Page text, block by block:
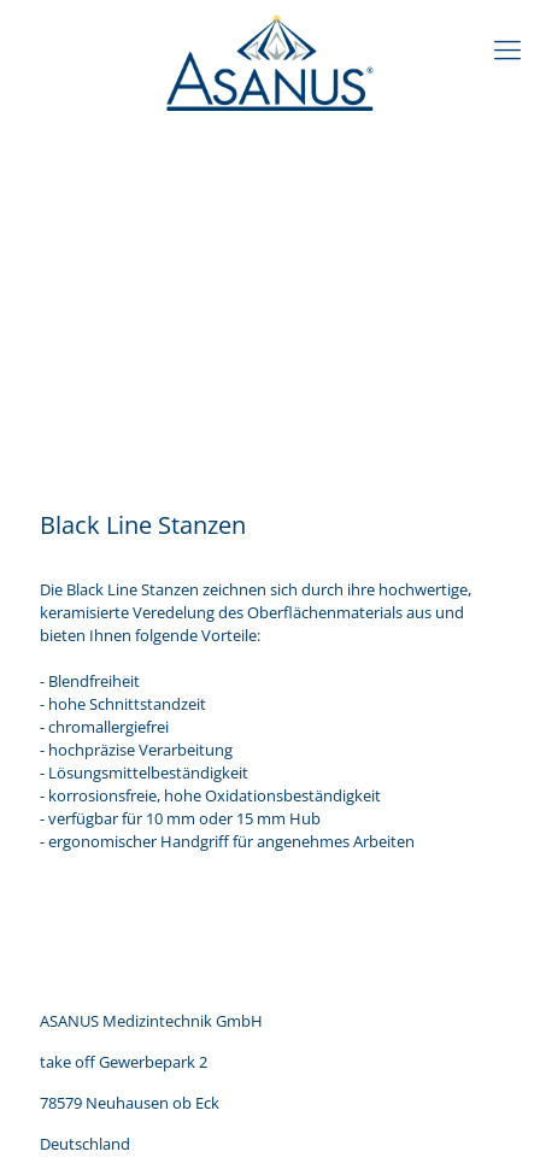
Black Line Stanzen
Die Black Line Stanzen zeichnen sich durch ihre hochwertige,
keramisierte Veredelung des Oberflächenmaterials aus und
bieten Ihnen folgende Vorteile:
- Blendfreiheit
- hohe Schnittstandzeit
- chromallergiefrei
- hochpräzise Verarbeitung
- Lösungsmittelbeständigkeit
- korrosionsfreie, hohe Oxidationsbeständigkeit
- verfügbar für 10 mm oder 15 mm Hub
- ergonomischer Handgriff für angenehmes Arbeiten
ASANUS Medizintechnik GmbH
take off Gewerbepark 2
78579 Neuhausen ob Eck
Deutschland